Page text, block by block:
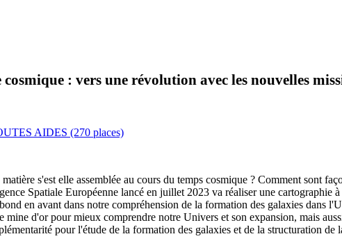
: vers une révolution avec les nouvelles
AIDES (270 places)
s'est elle assemblée au cours du temps cosmique ? Comment sont
Spatiale Européenne lancé en juillet 2023 va réaliser une cartographie
en avant dans notre compréhension de la formation des galaxies dans
mine d'or pour mieux comprendre notre Univers et son expansion, mais
pour l'étude de la formation des galaxies et de la structuration